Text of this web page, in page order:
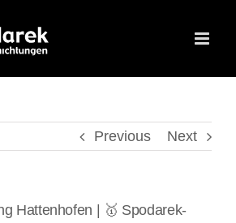
Previous Next
Hattenhofen | 🥇 Spodarek-